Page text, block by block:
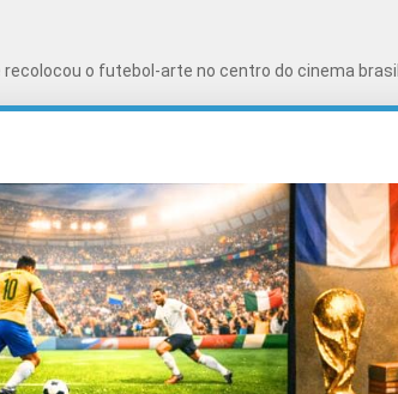
recolocou o futebol-arte no centro do cinema